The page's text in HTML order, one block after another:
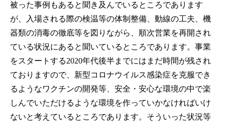
被った事例もあると聞き及んでいるところであります
が、入場される際の検温等の体制整備、動線の工夫、機
器類の消毒の徹底等を図りながら、順次営業を再開され
ている状況にあると聞いているところであります。事業
をスタートする2020年代後半までにはまだ時間が残され
ておりますので、新型コロナウイルス感染症を克服でき
るようなワクチンの開発等、安全・安心な環境の中で楽
しんでいただけるような環境を作っていかなければいけ
ないと考えているところであります。そういった状況等